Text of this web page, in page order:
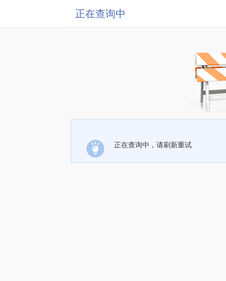
正在查询中
正在查询中，请刷新重试